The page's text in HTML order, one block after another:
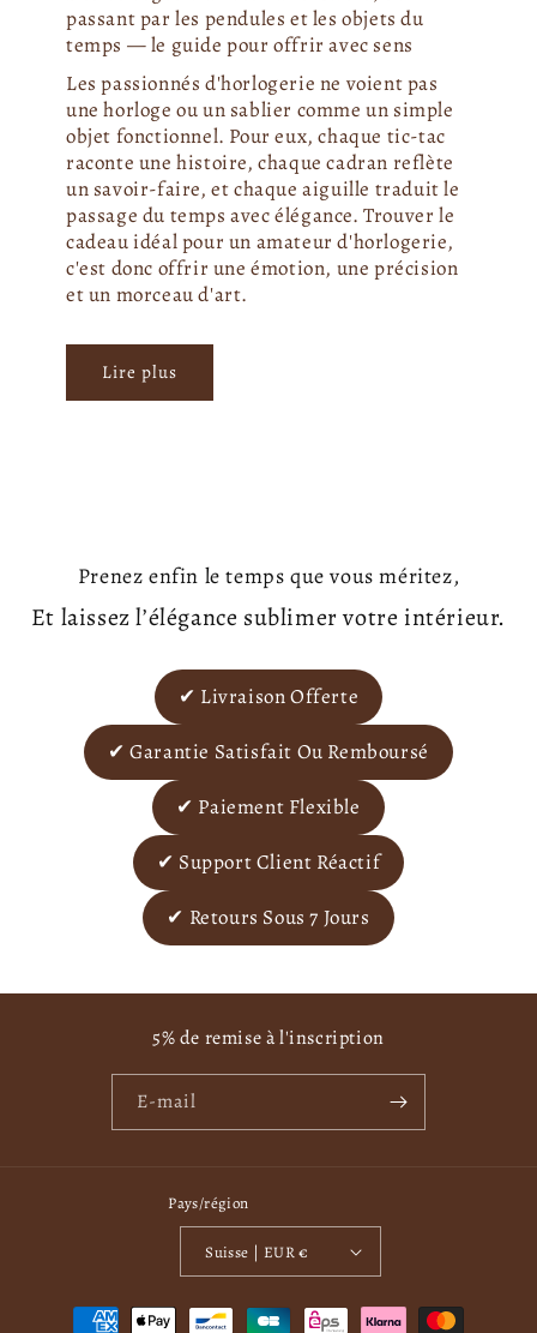
passant par les pendules et les objets du
temps — le guide pour offrir avec sens
Les passionnés d'horlogerie ne voient pas
une horloge ou un sablier comme un simple
objet fonctionnel. Pour eux, chaque tic-tac
raconte une histoire, chaque cadran reflète
un savoir-faire, et chaque aiguille traduit le
passage du temps avec élégance. Trouver le
cadeau idéal pour un amateur d'horlogerie,
c'est donc offrir une émotion, une précision
et un morceau d'art.
Lire plus
Prenez enfin le temps que vous méritez,
Et laissez l’élégance sublimer votre intérieur.
✔ Livraison Offerte
✔ Garantie Satisfait Ou Remboursé
✔ Paiement Flexible
✔ Support Client Réactif
✔ Retours Sous 7 Jours
5% de remise à l'inscription
E-mail
Pays/région
Suisse | EUR €